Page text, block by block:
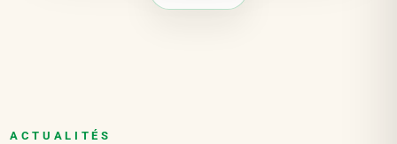
ACTUALITÉS